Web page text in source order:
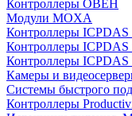
Контроллеры ОВЕН
Модули MOXA
Контроллеры ICPDAS
Контроллеры ICPDAS
Контроллеры ICPDAS
Камеры и
Системы быстрого
Контроллеры